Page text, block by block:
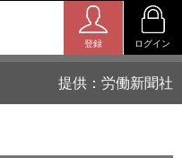
登録 ログイン
提供：労働新聞社